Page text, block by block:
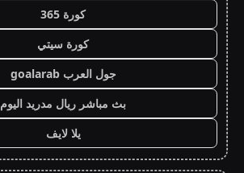
كورة 365
كورة سيتي
جول العرب goalarab
بث مباشر ريال مدريد اليوم
يلا لايف